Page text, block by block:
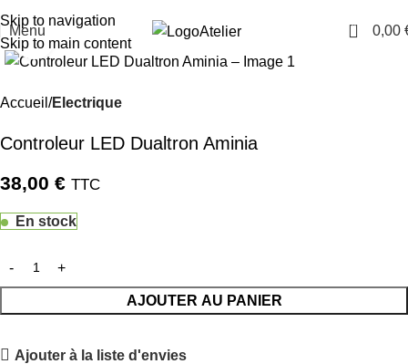
Skip to navigation
Skip to main content
Menu Atelier 0 0,00
Cliquez pour agrandir
Accueil Electrique
Controleur LED Dualtron Aminia
38,00 € TTC
En stock
AJOUTER AU PANIER
Ajouter à la liste d'envies